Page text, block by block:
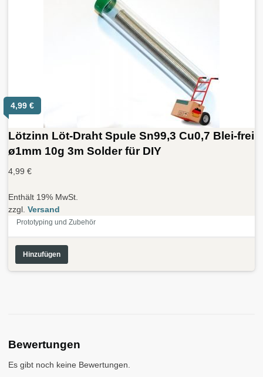
4,99 €
Lötzinn Löt-Draht Spule Sn99,3 Cu0,7 Blei-frei
ø1mm 10g 3m Solder für DIY
4,99 €
Enthält 19% MwSt.
zzgl. Versand
Prototyping und Zubehör
Hinzufügen
Bewertungen
Es gibt noch keine Bewertungen.